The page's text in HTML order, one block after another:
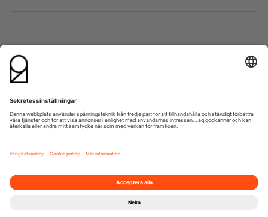
120 31 Stockholm
+46 8 600 37 21